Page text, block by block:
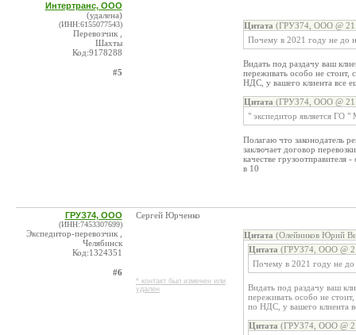
Интертранс, ООО
(удалена)
(ИНН:6155077543)
Перевозчик ,
Шахты
Код:9178288
#5
Цитата (ГРУЗ74, ООО @
Почему в 2021 году не до
Видать под раздачу ваш
переживать особо не стоит,
НДС, у вашего клиента все
Цитата (ГРУЗ74, ООО @
" экспедитор является ГО
Полагаю что законодатель
заключает договор
качестве грузоотправителя
в 10
ГРУЗ74, ООО
(ИНН:7453307699)
Экспедитор-перевозчик ,
Челябинск
Код:1324351
#6
Сергей Юрченко
* контакт был изменен или
удален
Цитата (Олейников Юрий
Цитата (ГРУЗ74, ООО @
Почему в 2021 году не
Видать под раздачу ваш
переживать особо не
по НДС, у вашего клиента
Цитата (ГРУЗ74, ООО @